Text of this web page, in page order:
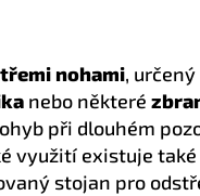
nohami,
nebo některé
při dlouhém
využití existuje
stojan pro